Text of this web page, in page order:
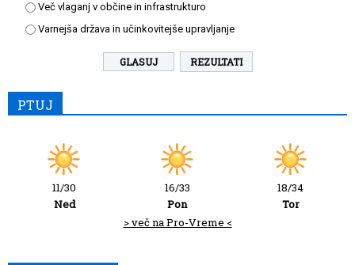
Več vlaganj v občine in infrastrukturo
Varnejša država in učinkovitejše upravljanje
REZULTATI
PTUJ
11/30
Ned
16/33
Pon
18/34
Tor
> več na Pro-Vreme <